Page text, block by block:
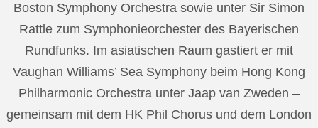
Boston Symphony Orchestra sowie unter Sir Simon
Rattle zum Symphonieorchester des Bayerischen
Rundfunks. Im asiatischen Raum gastiert er mit
Vaughan Williams’ Sea Symphony beim Hong Kong
Philharmonic Orchestra unter Jaap van Zweden –
gemeinsam mit dem HK Phil Chorus und dem London